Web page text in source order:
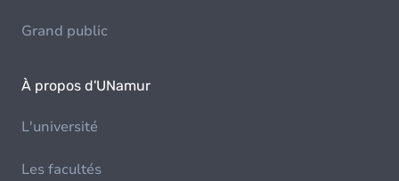
Grand public
À propos d'UNamur
L'université
Les facultés